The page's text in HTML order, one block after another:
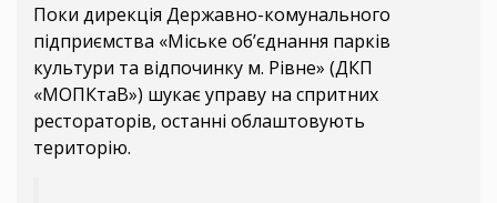
Поки дирекція Державно-комунального
підприємства «Міське об’єднання парків
культури та відпочинку м. Рівне» (ДКП
«МОПКтаВ») шукає управу на спритних
рестораторів, останні облаштовують
територію.